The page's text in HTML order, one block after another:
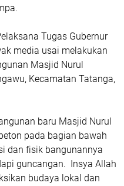
Tugas Gubernur
media usai melakukan
Masjid Nurul
Kecamatan Tatanga,
baru Masjid Nurul
pada bagian bawah
dan fisik bangunannya
guncangan. Insya Allah
budaya lokal dan